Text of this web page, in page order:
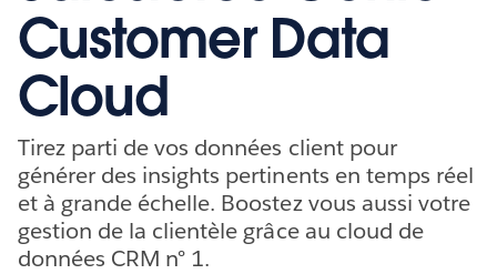
Customer Data
Cloud
Tirez parti de vos données client pour
générer des insights pertinents en temps réel
et à grande échelle. Boostez vous aussi votre
gestion de la clientèle grâce au cloud de
données CRM n° 1.